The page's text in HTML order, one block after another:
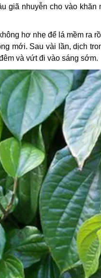
giã nhuyễn cho vào
hơ nhẹ để lá mềm ra
mới. Sau vài lần, dịch
và vứt đi vào sáng sớm.